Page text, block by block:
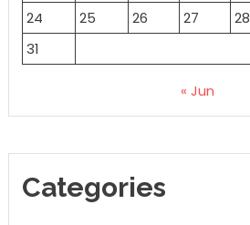
24
25 26 27 28
31
« Jun
Categories